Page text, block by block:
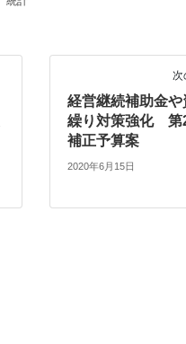
次
経営継続補助金や
繰り対策強化 第
補正予算案
2020年6月15日